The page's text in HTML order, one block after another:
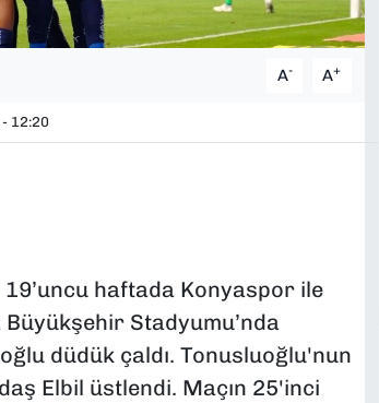
A- A+
12:20
19’uncu haftada Konyaspor ile
Stadyumu’nda
düdük çaldı. Tonusluoğlu'nun
Elbil üstlendi. Maçın 25'inci